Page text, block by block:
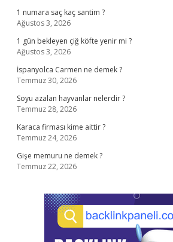
1 numara saç kaç santim ?
Ağustos 3, 2026
1 gün bekleyen çiğ köfte yenir mi ?
Ağustos 3, 2026
İspanyolca Carmen ne demek ?
Temmuz 30, 2026
Soyu azalan hayvanlar nelerdir ?
Temmuz 28, 2026
Karaca firması kime aittir ?
Temmuz 24, 2026
Gişe memuru ne demek ?
Temmuz 22, 2026